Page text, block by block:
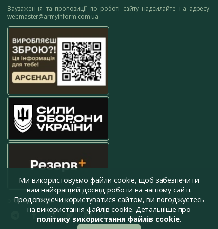
Зауваження та пропозиції по роботі сайту надсилайте на адресу:
webmaster@armyinform.com.ua
press@armyinform.com.ua
Ми використовуємо файли cookie, щоб забезпечити
вам найкращий досвід роботи на нашому сайті.
Продовжуючи користуватися сайтом, ви погоджуєтесь
на використання файлів cookie. Детальніше про
політику використання файлів cookie.